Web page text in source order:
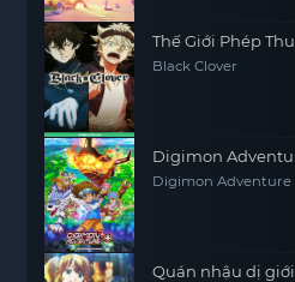
Thế Giới Phép
Black Clover
Digimon
Digimon Adventure
Quán nhậu dị giới